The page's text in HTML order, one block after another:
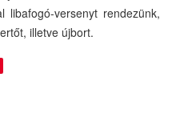
libafogó-versenyt rendezünk,
illetve újbort.